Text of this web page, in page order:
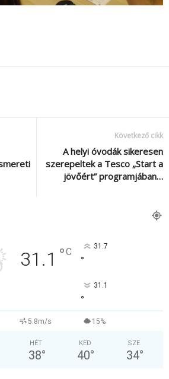
Következő cikk
A helyi óvodák sikeresen
szerepeltek a Tesco „Start a
jövőért” programjában…
31.1 °C 31.7
°
31.1
°
5.8m/s 15%
HÉT
38°
KED
40°
SZE
34°